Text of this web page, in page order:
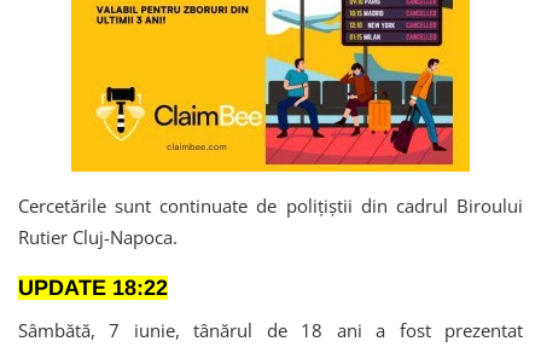
Cercetările sunt continuate de polițiștii din cadrul Biroului
Rutier Cluj-Napoca.
UPDATE 18:22
Sâmbătă, 7 iunie, tânărul de 18 ani a fost prezentat